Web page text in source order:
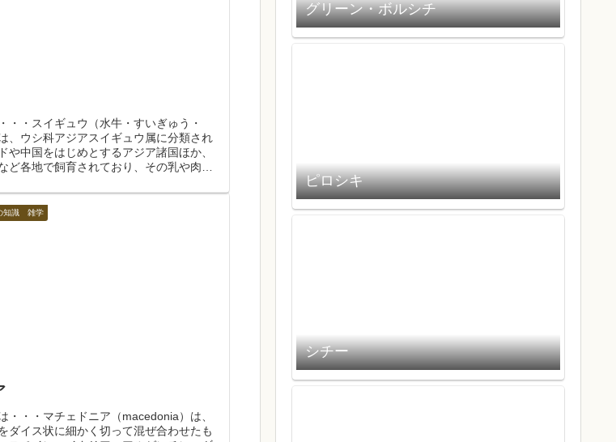
・・スイギュウ（水牛・すいぎゅう・
、ウシ科アジアスイギュウ属に分類され
や中国をはじめとするアジア諸国ほか、
ど各地で飼育されており、その乳や肉が
知識 雑学
・・・マチェドニア（macedonia）は、
ダイス状に細かく切って混ぜ合わせたも
グリーン・ボルシチ
ピロシキ
シチー